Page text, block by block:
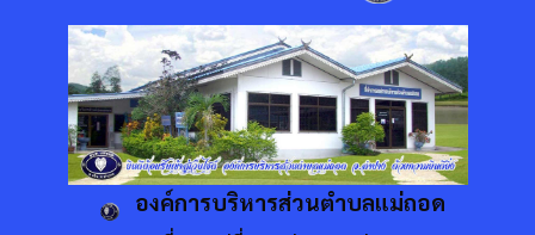
องค์การบริหารส่วนตำบลแม่ถอด